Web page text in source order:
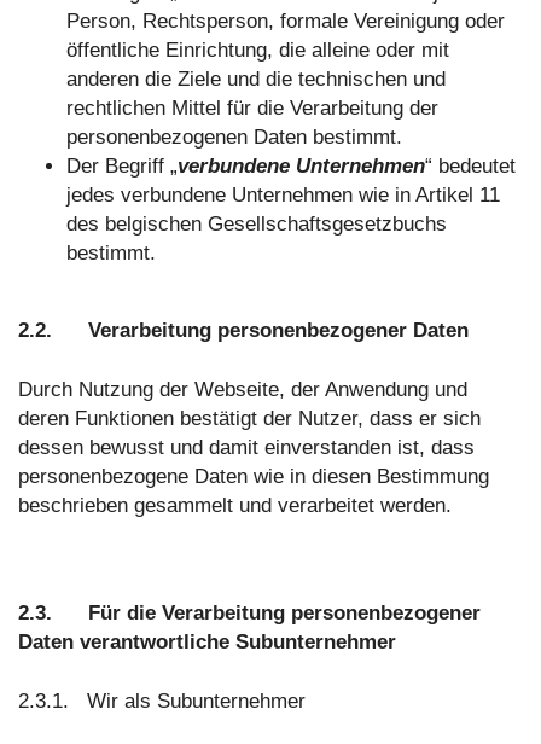
Person, Rechtsperson, formale Vereinigung oder
öffentliche Einrichtung, die alleine oder mit
anderen die Ziele und die technischen und
rechtlichen Mittel für die Verarbeitung der
personenbezogenen Daten bestimmt.
Der Begriff „verbundene Unternehmen“ bedeutet
jedes verbundene Unternehmen wie in Artikel 11
des belgischen Gesellschaftsgesetzbuchs
bestimmt.
2.2. Verarbeitung personenbezogener Daten
Durch Nutzung der Webseite, der Anwendung und
deren Funktionen bestätigt der Nutzer, dass er sich
dessen bewusst und damit einverstanden ist, dass
personenbezogene Daten wie in diesen Bestimmung
beschrieben gesammelt und verarbeitet werden.
2.3. Für die Verarbeitung personenbezogener
Daten verantwortliche Subunternehmer
2.3.1. Wir als Subunternehmer